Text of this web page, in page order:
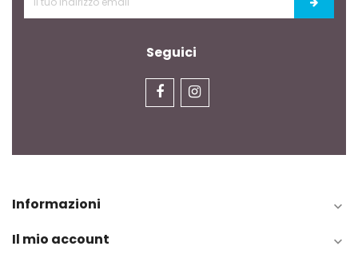
Seguici
Informazioni 
Il mio account 